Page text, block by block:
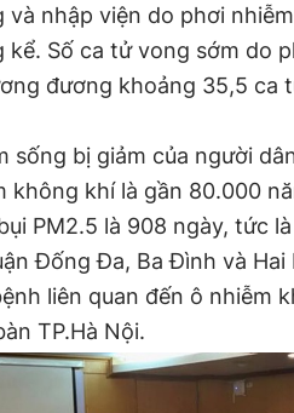
và nhập viện do phơi
kể. Số ca tử vong sớm do
đương khoảng 35,5 ca
sống bị giảm của người
không khí là gần 80.000
PM2.5 là 908 ngày, tức
Đống Đa, Ba Đình và
liên quan đến ô nhiễm
TP.Hà Nội.